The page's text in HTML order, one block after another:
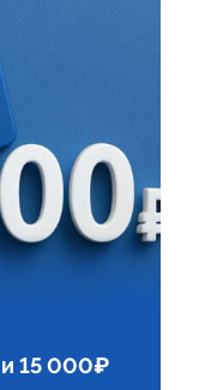
15 000₽